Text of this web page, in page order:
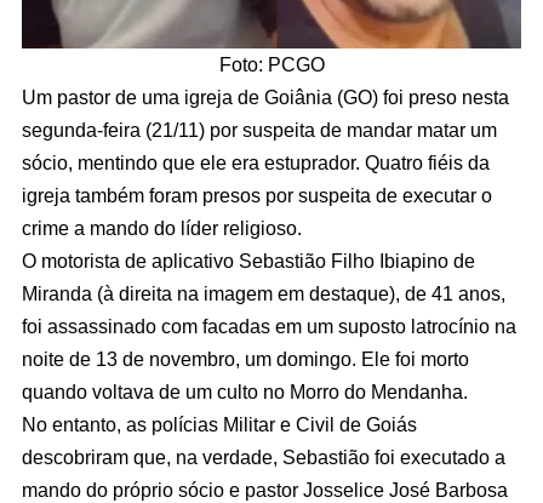
Foto: PCGO
Um pastor de uma igreja de Goiânia (GO) foi preso nesta
segunda-feira (21/11) por suspeita de mandar matar um
sócio, mentindo que ele era estuprador. Quatro fiéis da
igreja também foram presos por suspeita de executar o
crime a mando do líder religioso.
O motorista de aplicativo Sebastião Filho Ibiapino de
Miranda (à direita na imagem em destaque), de 41 anos,
foi assassinado com facadas em um suposto latrocínio na
noite de 13 de novembro, um domingo. Ele foi morto
quando voltava de um culto no Morro do Mendanha.
No entanto, as polícias Militar e Civil de Goiás
descobriram que, na verdade, Sebastião foi executado a
mando do próprio sócio e pastor Josselice José Barbosa